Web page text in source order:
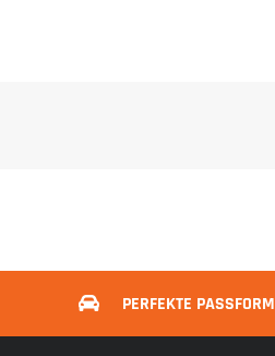
PERFEKTE PASSFORM